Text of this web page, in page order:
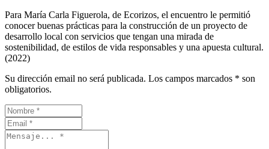
Para María Carla Figuerola, de Ecorizos, el encuentro le permitió
conocer buenas prácticas para la construcción de un proyecto de
desarrollo local con servicios que tengan una mirada de
sostenibilidad, de estilos de vida responsables y una apuesta cultural.
(2022)
Su dirección email no será publicada. Los campos marcados * son
obligatorios.